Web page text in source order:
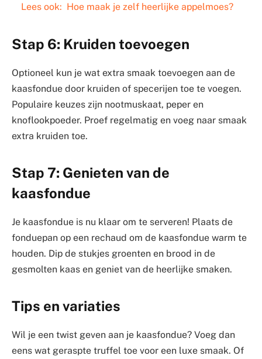
Lees ook: Hoe maak je zelf heerlijke appelmoes?
Stap 6: Kruiden toevoegen
Optioneel kun je wat extra smaak toevoegen aan de
kaasfondue door kruiden of specerijen toe te voegen.
Populaire keuzes zijn nootmuskaat, peper en
knoflookpoeder. Proef regelmatig en voeg naar smaak
extra kruiden toe.
Stap 7: Genieten van de
kaasfondue
Je kaasfondue is nu klaar om te serveren! Plaats de
fonduepan op een rechaud om de kaasfondue warm te
houden. Dip de stukjes groenten en brood in de
gesmolten kaas en geniet van de heerlijke smaken.
Tips en variaties
Wil je een twist geven aan je kaasfondue? Voeg dan
eens wat geraspte truffel toe voor een luxe smaak. Of